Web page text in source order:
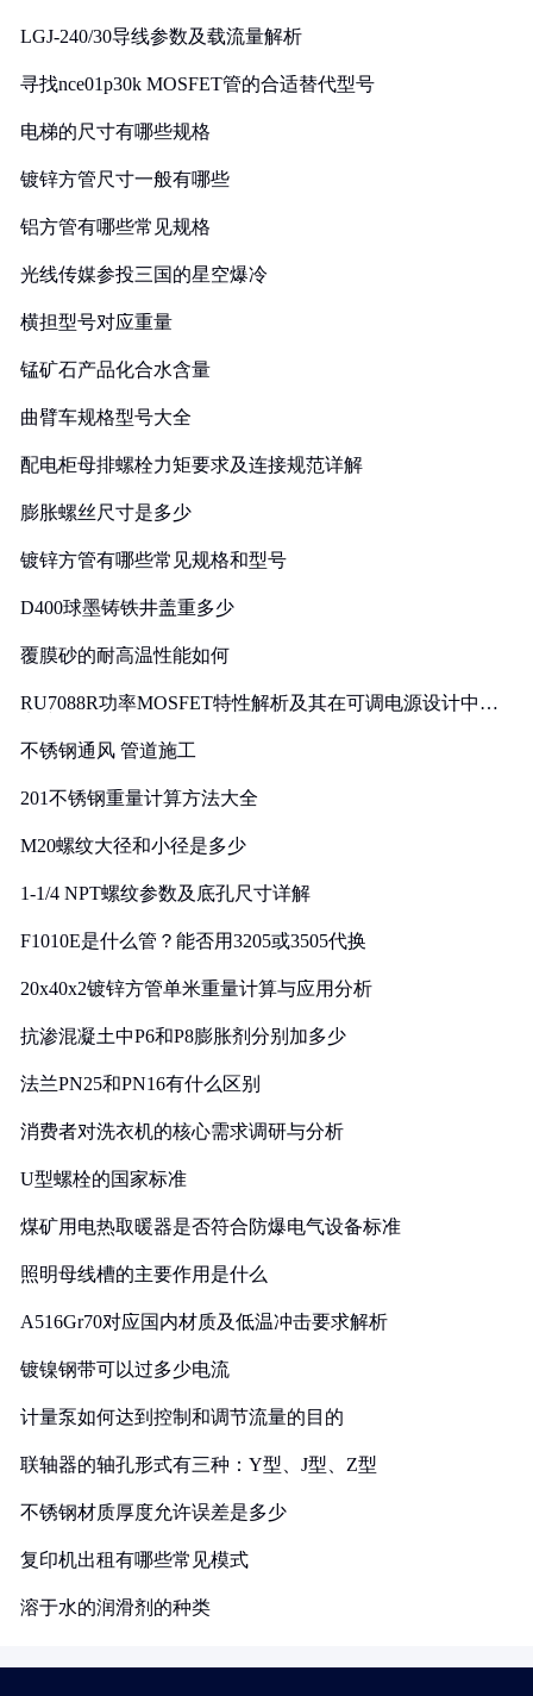
LGJ-240/30导线参数及载流量解析
寻找nce01p30k MOSFET管的合适替代型号
电梯的尺寸有哪些规格
镀锌方管尺寸一般有哪些
铝方管有哪些常见规格
光线传媒参投三国的星空爆冷
横担型号对应重量
锰矿石产品化合水含量
曲臂车规格型号大全
配电柜母排螺栓力矩要求及连接规范详解
膨胀螺丝尺寸是多少
镀锌方管有哪些常见规格和型号
D400球墨铸铁井盖重多少
覆膜砂的耐高温性能如何
RU7088R功率MOSFET特性解析及其在可调电源设计中的
不锈钢通风 管道施工
201不锈钢重量计算方法大全
M20螺纹大径和小径是多少
1-1/4 NPT螺纹参数及底孔尺寸详解
F1010E是什么管？能否用3205或3505代换
20x40x2镀锌方管单米重量计算与应用分析
抗渗混凝土中P6和P8膨胀剂分别加多少
法兰PN25和PN16有什么区别
消费者对洗衣机的核心需求调研与分析
U型螺栓的国家标准
煤矿用电热取暖器是否符合防爆电气设备标准
照明母线槽的主要作用是什么
A516Gr70对应国内材质及低温冲击要求解析
镀镍钢带可以过多少电流
计量泵如何达到控制和调节流量的目的
联轴器的轴孔形式有三种：Y型、J型、Z型
不锈钢材质厚度允许误差是多少
复印机出租有哪些常见模式
溶于水的润滑剂的种类